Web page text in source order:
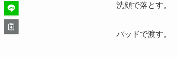
洗顔で落とす。
パッドで渡す。